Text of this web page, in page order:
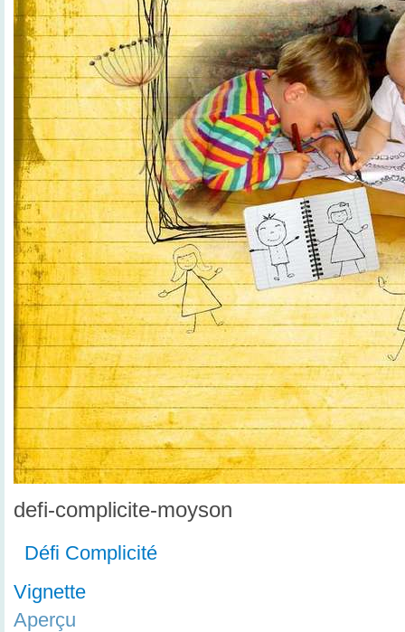
defi-complicite-moyson
Défi Complicité
Vignette
Aperçu